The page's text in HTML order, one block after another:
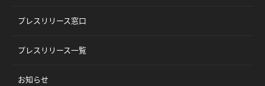
プレスリリース窓口
プレスリリース一覧
お知らせ